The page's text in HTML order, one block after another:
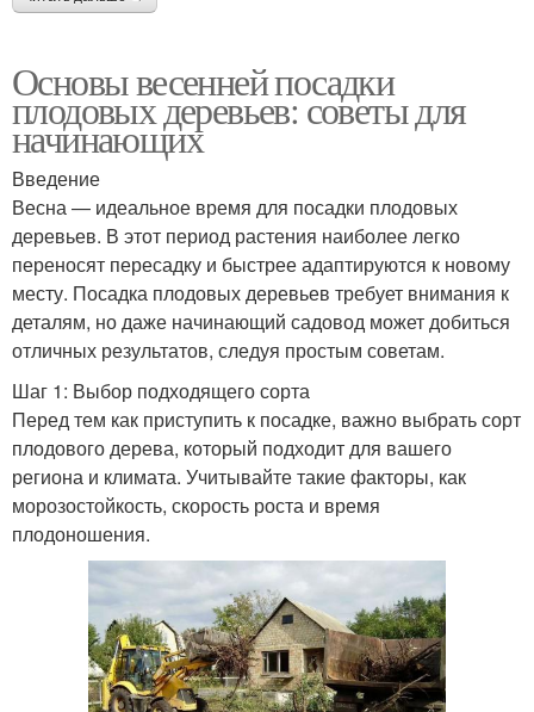
Основы весенней посадки
плодовых деревьев: советы для
начинающих
Введение
Весна — идеальное время для посадки плодовых
деревьев. В этот период растения наиболее легко
переносят пересадку и быстрее адаптируются к новому
месту. Посадка плодовых деревьев требует внимания к
деталям, но даже начинающий садовод может добиться
отличных результатов, следуя простым советам.
Шаг 1: Выбор подходящего сорта
Перед тем как приступить к посадке, важно выбрать сорт
плодового дерева, который подходит для вашего
региона и климата. Учитывайте такие факторы, как
морозостойкость, скорость роста и время
плодоношения.